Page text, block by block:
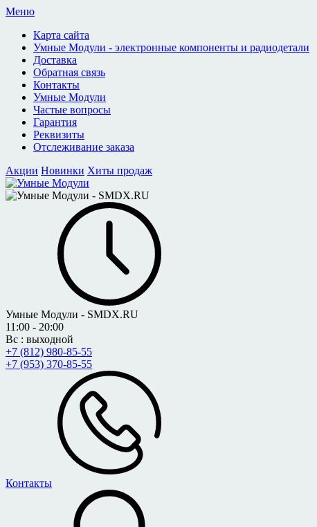
Меню
Карта сайта
Умные Модули - электронные компоненты и радиодетали
Доставка
Обратная связь
Контакты
Умные Модули
Частые вопросы
Гарантия
Реквизиты
Отслеживание заказа
Акции Новинки Хиты продаж
Умные Модули - SMDX.RU
11:00 - 20:00
Вс : выходной
+7 (812) 980-85-55
+7 (953) 370-85-55
Контакты